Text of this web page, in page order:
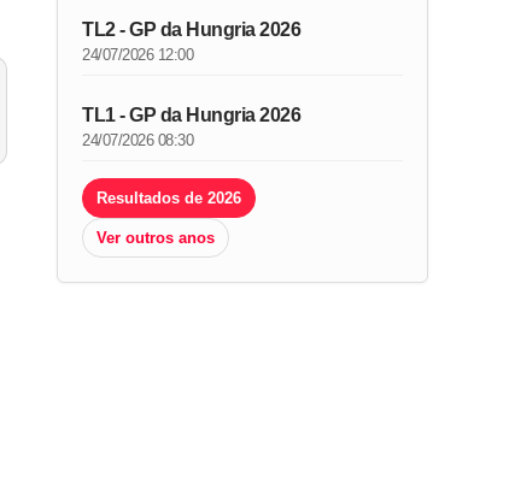
TL2 - GP da Hungria 2026
24/07/2026 12:00
TL1 - GP da Hungria 2026
24/07/2026 08:30
Resultados de 2026
Ver outros anos